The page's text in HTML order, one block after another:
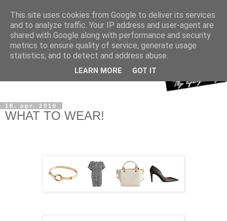
18. apr. 2016
WHAT TO WEAR!
This site uses cookies from Google to deliver its services
and to analyze traffic. Your IP address and user-agent are
shared with Google along with performance and security
metrics to ensure quality of service, generate usage
statistics, and to detect and address abuse.
LEARN MORE GOT IT